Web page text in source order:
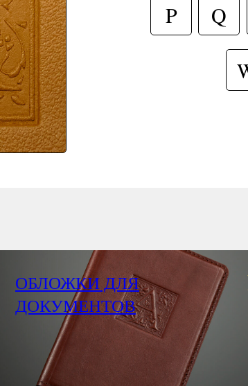
P Q
ОБЛОЖКИ ДЛЯ
ДОКУМЕНТОВ